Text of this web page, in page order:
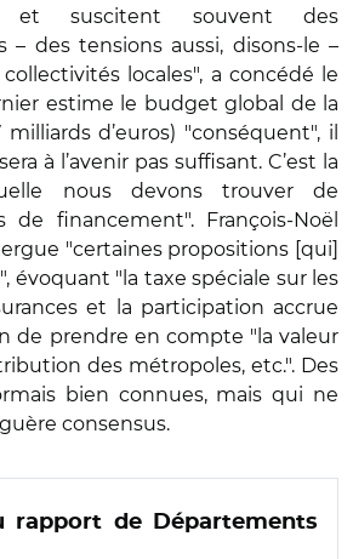
et suscitent souvent des
– des tensions aussi, disons-le –
locales", a concédé le
estime le budget global de la
d’euros) "conséquent", il
à l’avenir pas suffisant. C’est la
nous devons trouver de
de financement". François-Noël
"certaines propositions [qui]
évoquant "la taxe spéciale sur les
et la participation accrue
de prendre en compte "la valeur
des métropoles, etc.". Des
bien connues, mais qui ne
consensus.
rapport de Départements